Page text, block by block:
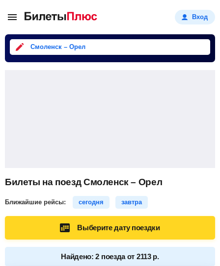
Вход
Смоленск – Орел
Билеты на поезд Смоленск – Орел
Ближайшие рейсы: сегодня завтра
Выберите дату поездки
Найдено: 2 поезда от 2113 р.